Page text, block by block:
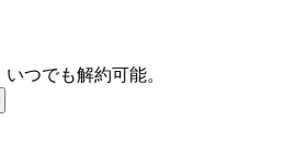
つでも解約可能。